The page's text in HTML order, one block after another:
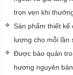
trọn vẹn khi
Sản phẩm thiết kế
lượng cho mỗi lần
Được bảo quản
hương nguyên bản.